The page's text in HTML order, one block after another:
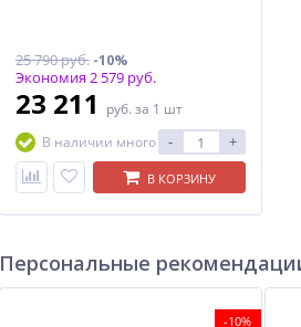
25 790 руб.-10%
Экономия 2 579 руб.
23 211 руб. за 1 шт
В наличии много
- +
В КОРЗИНУ
Персональные
-10%